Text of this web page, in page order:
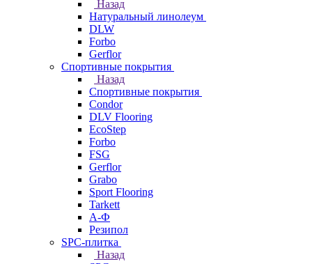
Назад
Натуральный линолеум
DLW
Forbo
Gerflor
Спортивные покрытия
Назад
Спортивные покрытия
Condor
DLV Flooring
EcoStep
Forbo
FSG
Gerflor
Grabo
Sport Flooring
Tarkett
А-Ф
Резипол
SPC-плитка
Назад